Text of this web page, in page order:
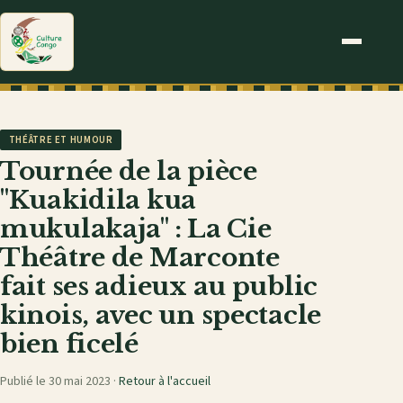
THÉÂTRE ET HUMOUR
Tournée de la pièce
"Kuakidila kua
mukulakaja" : La Cie
Théâtre de Marconte
fait ses adieux au public
kinois, avec un spectacle
bien ficelé
Publié le 30 mai 2023 · Retour à l'accueil